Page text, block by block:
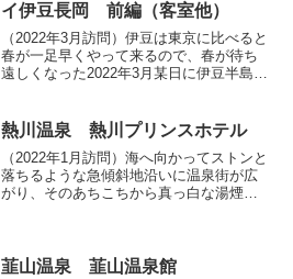
イ伊豆長岡 前編（客室他）
（2022年3月訪問）伊豆は東京に比べると
春が一足早くやって来るので、春が待ち
遠しくなった2022年3月某日に伊豆半島へ
た。伊豆長岡と表現すると地理的な文言
に厳しい方から...
熱川温泉 熱川プリンスホテル
（2022年1月訪問）海へ向かってストンと
落ちるような急傾斜地沿いに温泉街が広
がり、そのあちこちから真っ白な湯煙が
の特急「踊り子」に...
韮山温泉 韮山温泉館